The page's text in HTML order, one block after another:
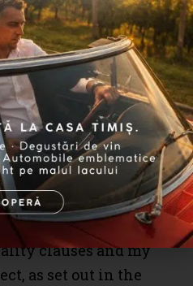
and
by email in
in compliance
clauses and my
as set out in the